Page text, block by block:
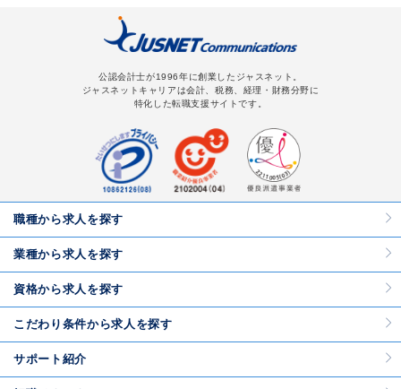
公認会計士が1996年に創業したジャスネット。
ジャスネットキャリアは会計、税務、経理・財務分野に
特化した転職支援サイトです。
職種から求人を探す
業種から求人を探す
資格から求人を探す
こだわり条件から求人を探す
サポート紹介